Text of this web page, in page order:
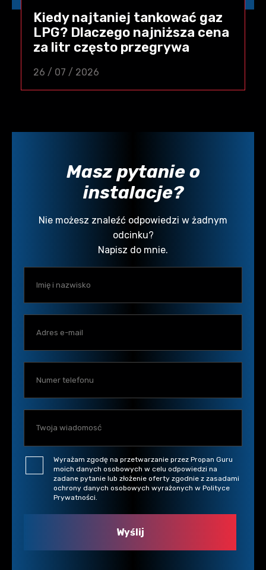
Kiedy najtaniej tankować gaz
LPG? Dlaczego najniższa cena
za litr często przegrywa
26 / 07 / 2026
Masz pytanie o
instalacje?
Nie możesz znaleźć odpowiedzi w żadnym
odcinku?
Napisz do mnie.
Wyrażam zgodę na przetwarzanie przez Propan Guru
moich danych osobowych w celu odpowiedzi na
zadane pytanie lub złożenie oferty zgodnie z zasadami
ochrony danych osobowych wyrażonych w Polityce
Prywatności.